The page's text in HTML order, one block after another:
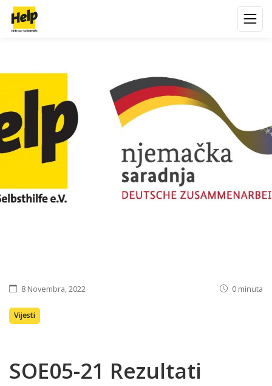
8 Novembra, 2022 0 minuta
Vijesti
SOE05-21 Rezultati